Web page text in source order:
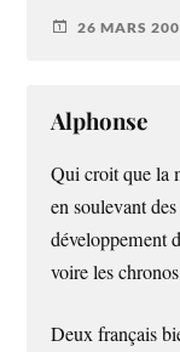
26 MARS
Alphonse
Qui croit que la
en soulevant
développement
voire les
Deux français